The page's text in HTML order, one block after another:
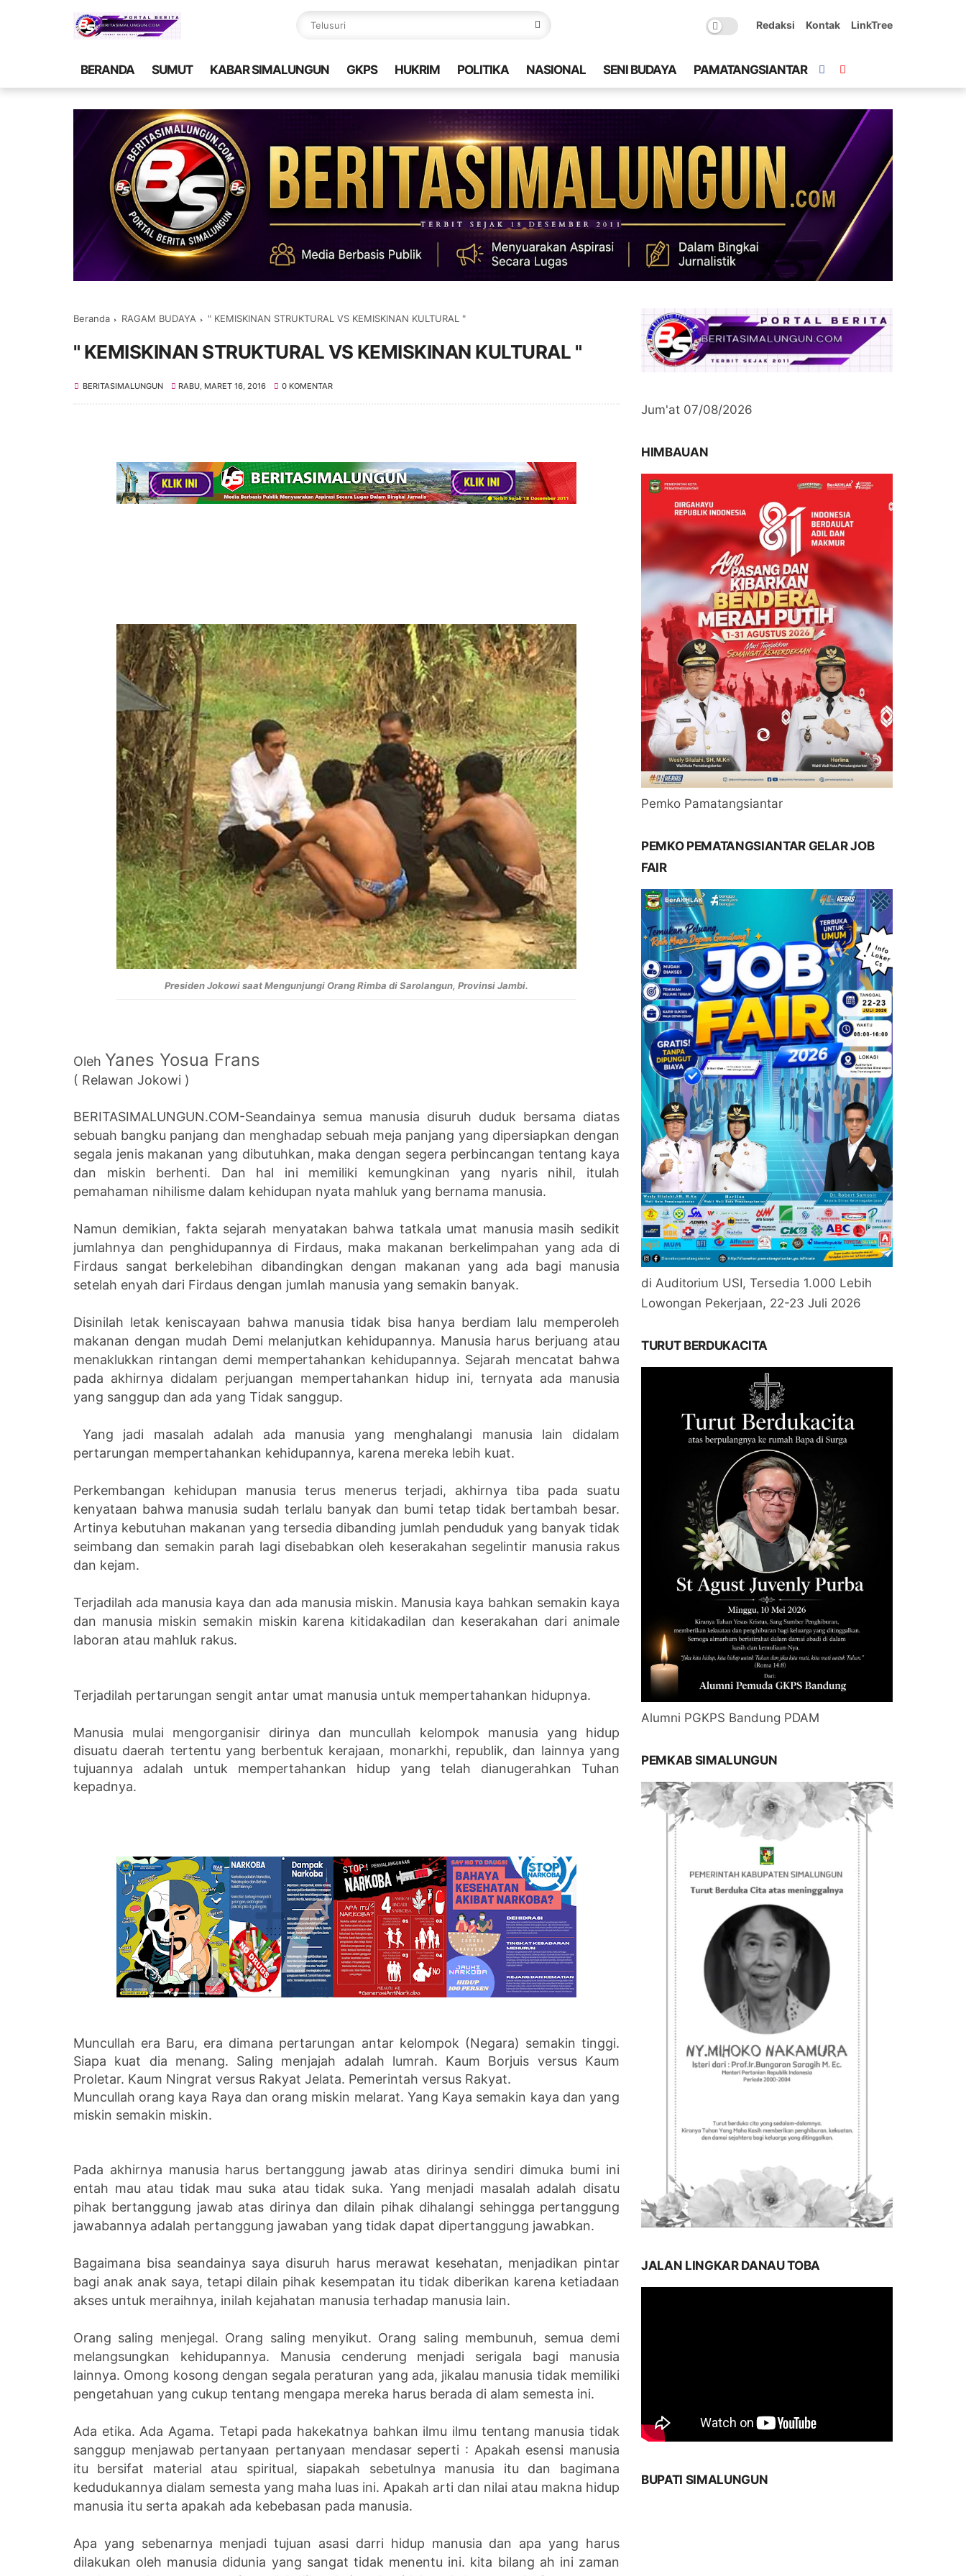
Redaksi Kontak LinkTree
BERANDA SUMUT KABAR SIMALUNGUN GKPS HUKRIM POLITIKA NASIONAL SENI BUDAYA PAMATANGSIANTAR
Beranda RAGAM BUDAYA " KEMISKINAN STRUKTURAL VS KEMISKINAN KULTURAL "
" KEMISKINAN STRUKTURAL VS KEMISKINAN KULTURAL "
BERITASIMALUNGUN RABU, MARET 16, 2016 0 KOMENTAR
Presiden Jokowi saat Mengunjungi Orang Rimba di Sarolangun, Provinsi Jambi.
Oleh Yanes Yosua Frans
( Relawan Jokowi )
BERITASIMALUNGUN.COM-Seandainya semua manusia disuruh duduk bersama diatas
sebuah bangku panjang dan menghadap sebuah meja panjang yang dipersiapkan dengan
segala jenis makanan yang dibutuhkan, maka dengan segera perbincangan tentang kaya
dan miskin berhenti. Dan hal ini memiliki kemungkinan yang nyaris nihil, itulah
pemahaman nihilisme dalam kehidupan nyata mahluk yang bernama manusia.
Namun demikian, fakta sejarah menyatakan bahwa tatkala umat manusia masih sedikit
jumlahnya dan penghidupannya di Firdaus, maka makanan berkelimpahan yang ada di
Firdaus sangat berkelebihan dibandingkan dengan makanan yang ada bagi manusia
setelah enyah dari Firdaus dengan jumlah manusia yang semakin banyak.
Disinilah letak keniscayaan bahwa manusia tidak bisa hanya berdiam lalu memperoleh
makanan dengan mudah Demi melanjutkan kehidupannya. Manusia harus berjuang atau
menaklukkan rintangan demi mempertahankan kehidupannya. Sejarah mencatat bahwa
pada akhirnya didalam perjuangan mempertahankan hidup ini, ternyata ada manusia
yang sanggup dan ada yang Tidak sanggup.
Yang jadi masalah adalah ada manusia yang menghalangi manusia lain didalam
pertarungan mempertahankan kehidupannya, karena mereka lebih kuat.
Perkembangan kehidupan manusia terus menerus terjadi, akhirnya tiba pada suatu
kenyataan bahwa manusia sudah terlalu banyak dan bumi tetap tidak bertambah besar.
Artinya kebutuhan makanan yang tersedia dibanding jumlah penduduk yang banyak tidak
seimbang dan semakin parah lagi disebabkan oleh keserakahan segelintir manusia rakus
dan kejam.
Terjadilah ada manusia kaya dan ada manusia miskin. Manusia kaya bahkan semakin kaya
dan manusia miskin semakin miskin karena kitidakadilan dan keserakahan dari animale
laboran atau mahluk rakus.
Terjadilah pertarungan sengit antar umat manusia untuk mempertahankan hidupnya.
Manusia mulai mengorganisir dirinya dan muncullah kelompok manusia yang hidup
disuatu daerah tertentu yang berbentuk kerajaan, monarkhi, republik, dan lainnya yang
tujuannya adalah untuk mempertahankan hidup yang telah dianugerahkan Tuhan
kepadnya.
Muncullah era Baru, era dimana pertarungan antar kelompok (Negara) semakin tinggi.
Siapa kuat dia menang. Saling menjajah adalah lumrah. Kaum Borjuis versus Kaum
Proletar. Kaum Ningrat versus Rakyat Jelata. Pemerintah versus Rakyat.
Muncullah orang kaya Raya dan orang miskin melarat. Yang Kaya semakin kaya dan yang
miskin semakin miskin.
Pada akhirnya manusia harus bertanggung jawab atas dirinya sendiri dimuka bumi ini
entah mau atau tidak mau suka atau tidak suka. Yang menjadi masalah adalah disatu
pihak bertanggung jawab atas dirinya dan dilain pihak dihalangi sehingga pertanggung
jawabannya adalah pertanggung jawaban yang tidak dapat dipertanggung jawabkan.
Bagaimana bisa seandainya saya disuruh harus merawat kesehatan, menjadikan pintar
bagi anak anak saya, tetapi dilain pihak kesempatan itu tidak diberikan karena ketiadaan
akses untuk meraihnya, inilah kejahatan manusia terhadap manusia lain.
Orang saling menjegal. Orang saling menyikut. Orang saling membunuh, semua demi
melangsungkan kehidupannya. Manusia cenderung menjadi serigala bagi manusia
lainnya. Omong kosong dengan segala peraturan yang ada, jikalau manusia tidak memiliki
pengetahuan yang cukup tentang mengapa mereka harus berada di alam semesta ini.
Ada etika. Ada Agama. Tetapi pada hakekatnya bahkan ilmu ilmu tentang manusia tidak
sanggup menjawab pertanyaan pertanyaan mendasar seperti : Apakah esensi manusia
itu bersifat material atau spiritual, siapakah sebetulnya manusia itu dan bagimana
kedudukannya dialam semesta yang maha luas ini. Apakah arti dan nilai atau makna hidup
manusia itu serta apakah ada kebebasan pada manusia.
Apa yang sebenarnya menjadi tujuan asasi darri hidup manusia dan apa yang harus
dilakukan oleh manusia didunia yang sangat tidak menentu ini. kita bilang ah ini zaman
Jum'at 07/08/2026
HIMBAUAN
Pemko Pamatangsiantar
PEMKO PEMATANGSIANTAR GELAR JOB
FAIR
di Auditorium USI, Tersedia 1.000 Lebih
Lowongan Pekerjaan, 22-23 Juli 2026
TURUT BERDUKACITA
Alumni PGKPS Bandung PDAM
PEMKAB SIMALUNGUN
JALAN LINGKAR DANAU TOBA
BUPATI SIMALUNGUN